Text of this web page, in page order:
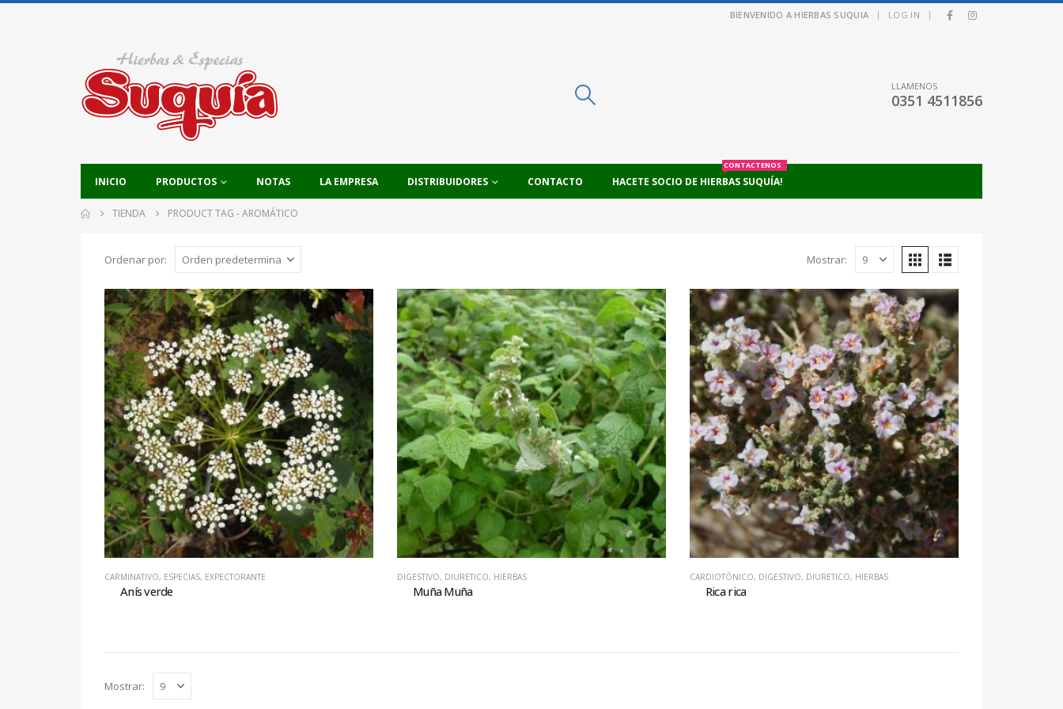
BIENVENIDO A HIERBAS SUQUIA | LOG IN |
LLAMENOS
0351 4511856
INICIO PRODUCTOS NOTAS LA EMPRESA DISTRIBUIDORES CONTACTO HACETE SOCIO DE HIERBAS SUQUÍA!
CONTACTENOS
TIENDA PRODUCT TAG -AROMÁTICO
Ordenar por: Mostrar:
CARMINATIVO, ESPECIAS, EXPECTORANTE
Anís verde
DIGESTIVO, DIURETICO, HIERBAS
Muña Muña
CARDIOTÓNICO, DIGESTIVO, DIURETICO, HIERBAS
Rica rica
Mostrar: